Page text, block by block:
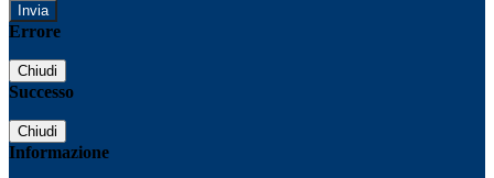
Errore
Chiudi
Successo
Chiudi
Informazione